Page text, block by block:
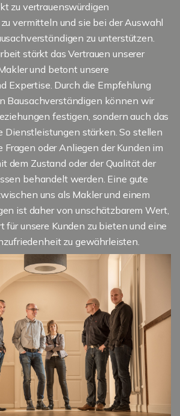
zu vertrauenswürdigen
vermitteln und sie bei der Auswahl
zu unterstützen.
stärkt das Vertrauen unserer
und betont unsere
Expertise. Durch die Empfehlung
Bausachverständigen können wir
festigen, sondern auch das
Dienstleistungen stärken. So stellen
Fragen oder Anliegen der Kunden im
dem Zustand oder der Qualität der
behandelt werden. Eine gute
uns als Makler und einem
ist daher von unschätzbarem Wert,
für unsere Kunden zu bieten und eine
zu gewährleisten.